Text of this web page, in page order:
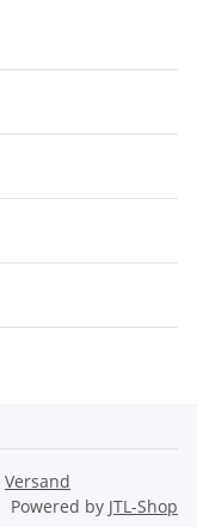
Versand
Powered by JTL-Shop